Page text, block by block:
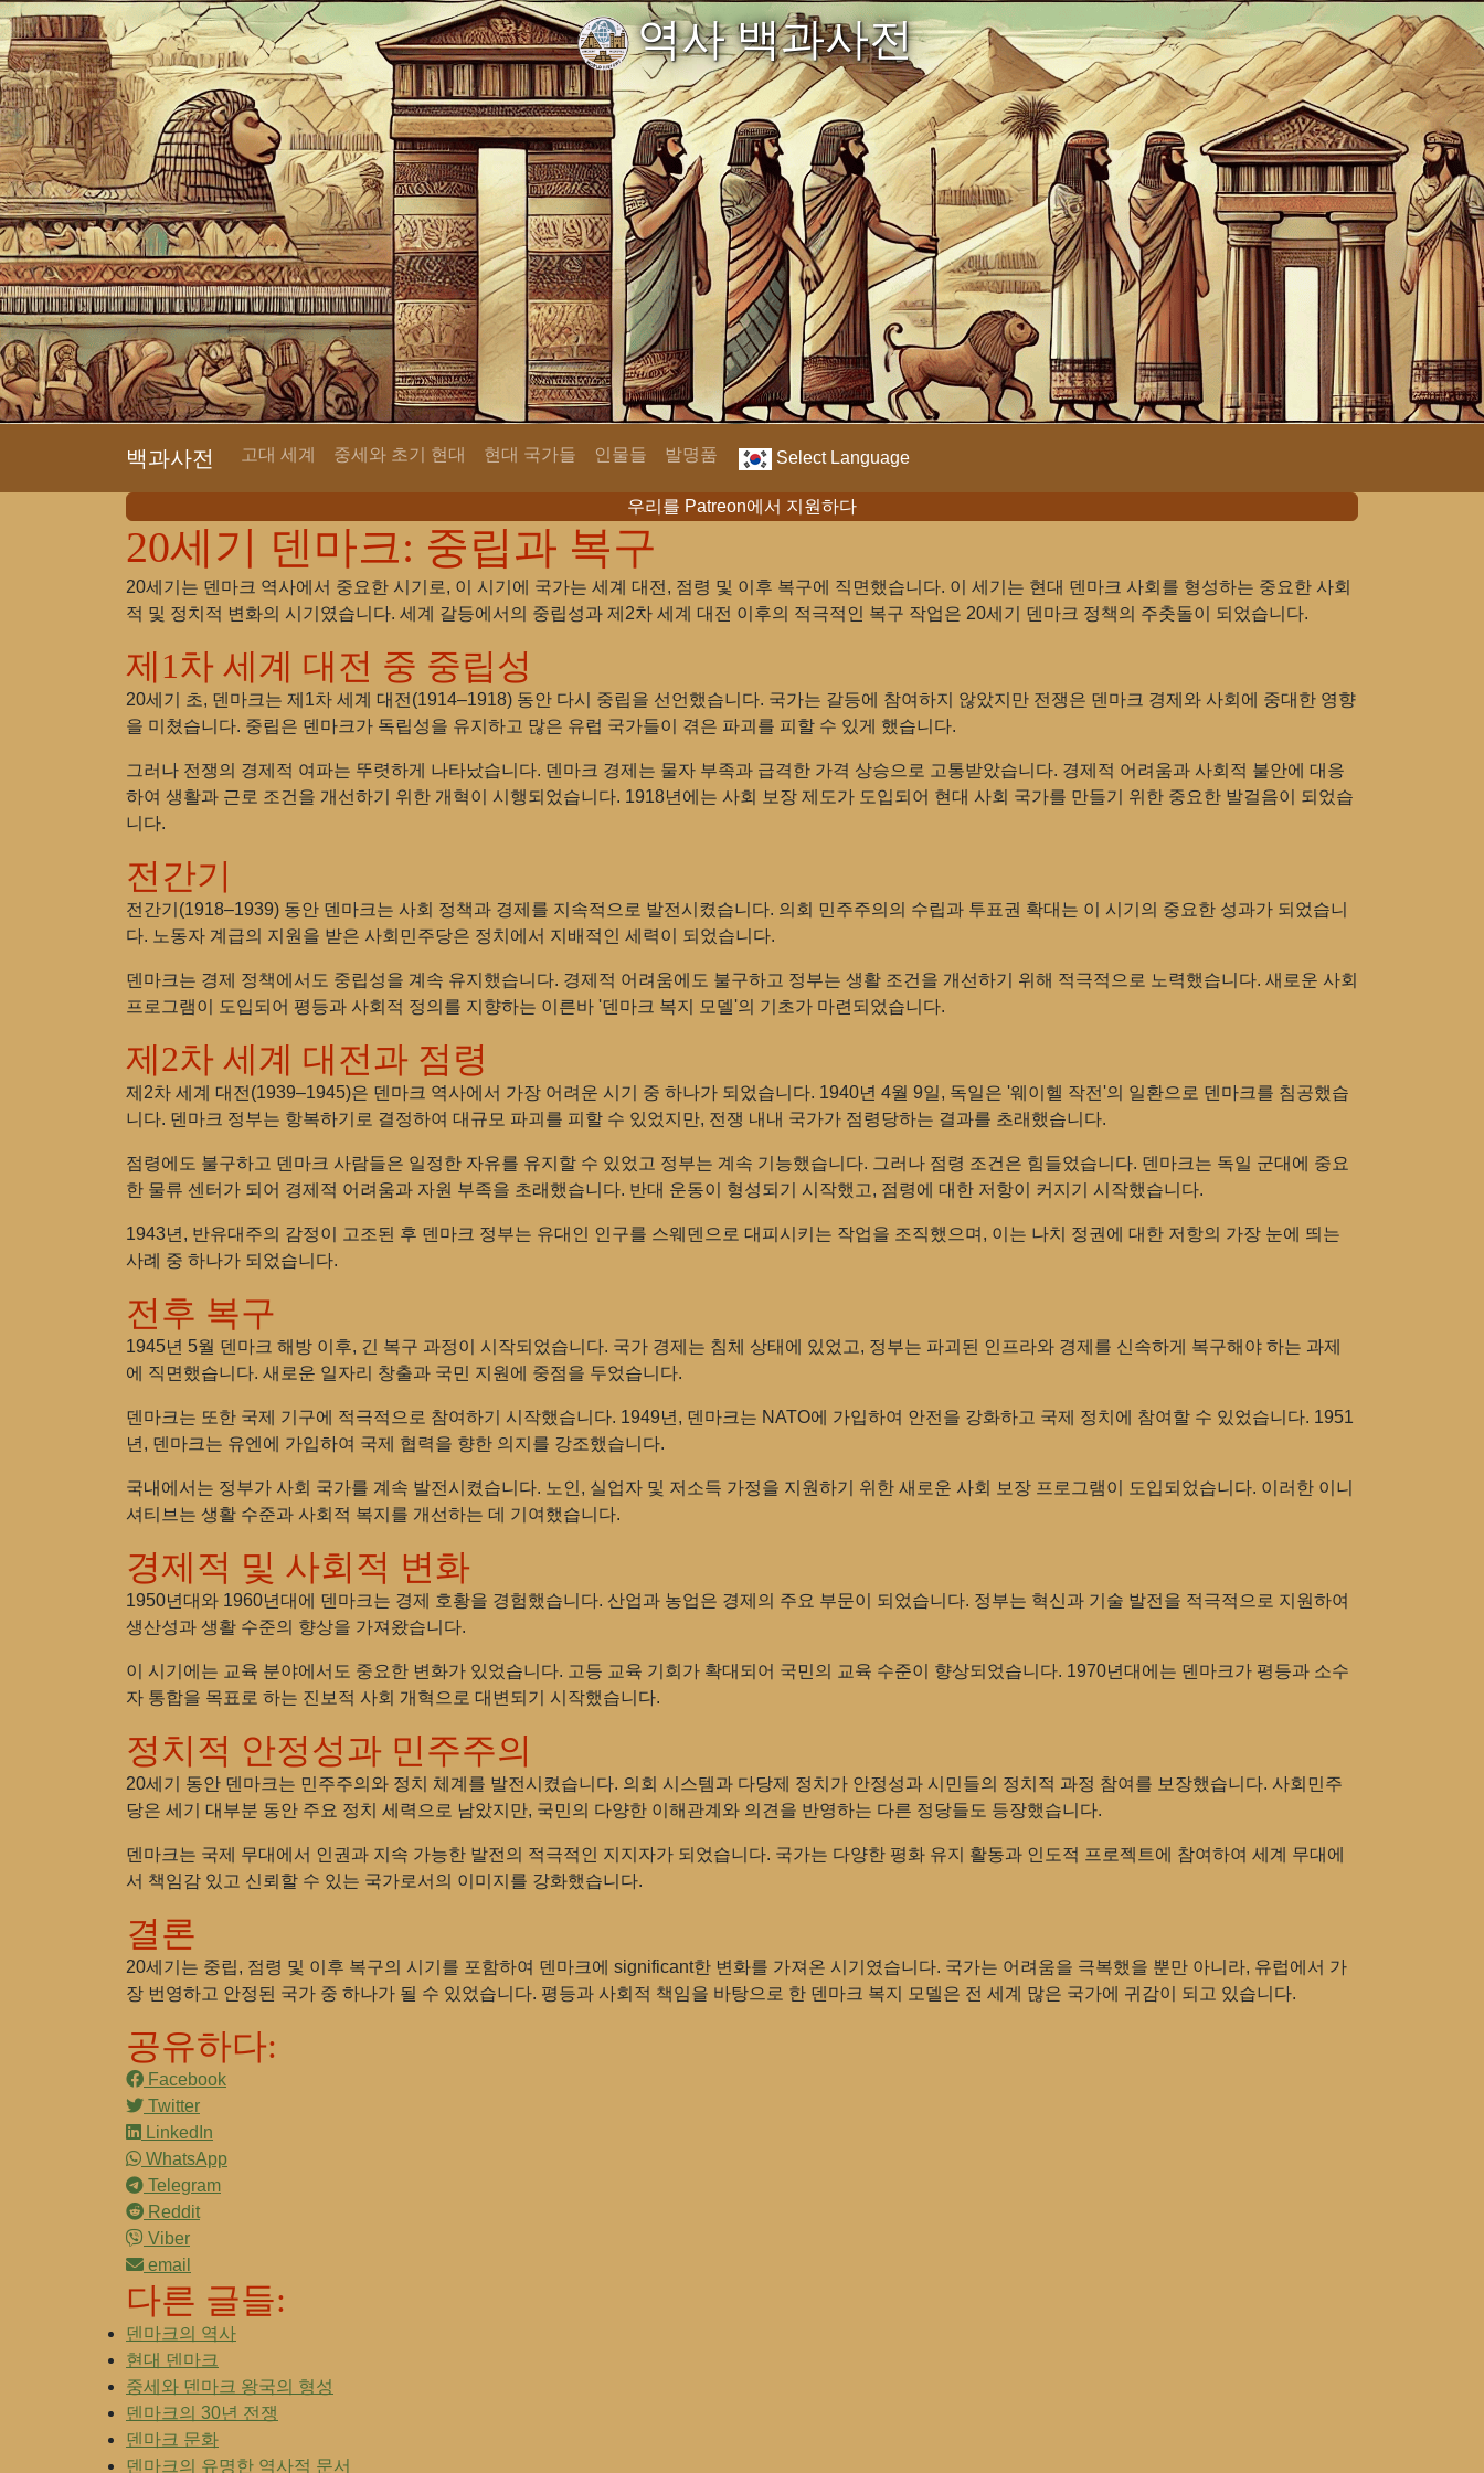
역사 백과사전
백과사전 고대 세계 중세와 초기 현대 현대 국가들 인물들 발명품 Select Language
우리를 Patreon에서 지원하다
20세기 덴마크: 중립과 복구
20세기는 덴마크 역사에서 중요한 시기로, 이 시기에 국가는 세계 대전, 점령 및 이후 복구에 직면했습니다. 이 세기는 현대 덴마크 사회를 형성하는 중요한 사회
적 및 정치적 변화의 시기였습니다. 세계 갈등에서의 중립성과 제2차 세계 대전 이후의 적극적인 복구 작업은 20세기 덴마크 정책의 주춧돌이 되었습니다.
제1차 세계 대전 중 중립성
20세기 초, 덴마크는 제1차 세계 대전(1914–1918) 동안 다시 중립을 선언했습니다. 국가는 갈등에 참여하지 않았지만 전쟁은 덴마크 경제와 사회에 중대한 영향
을 미쳤습니다. 중립은 덴마크가 독립성을 유지하고 많은 유럽 국가들이 겪은 파괴를 피할 수 있게 했습니다.
그러나 전쟁의 경제적 여파는 뚜렷하게 나타났습니다. 덴마크 경제는 물자 부족과 급격한 가격 상승으로 고통받았습니다. 경제적 어려움과 사회적 불안에 대응
하여 생활과 근로 조건을 개선하기 위한 개혁이 시행되었습니다. 1918년에는 사회 보장 제도가 도입되어 현대 사회 국가를 만들기 위한 중요한 발걸음이 되었습
니다.
전간기
전간기(1918–1939) 동안 덴마크는 사회 정책과 경제를 지속적으로 발전시켰습니다. 의회 민주주의의 수립과 투표권 확대는 이 시기의 중요한 성과가 되었습니
다. 노동자 계급의 지원을 받은 사회민주당은 정치에서 지배적인 세력이 되었습니다.
덴마크는 경제 정책에서도 중립성을 계속 유지했습니다. 경제적 어려움에도 불구하고 정부는 생활 조건을 개선하기 위해 적극적으로 노력했습니다. 새로운 사회
프로그램이 도입되어 평등과 사회적 정의를 지향하는 이른바 '덴마크 복지 모델'의 기초가 마련되었습니다.
제2차 세계 대전과 점령
제2차 세계 대전(1939–1945)은 덴마크 역사에서 가장 어려운 시기 중 하나가 되었습니다. 1940년 4월 9일, 독일은 '웨이헬 작전'의 일환으로 덴마크를 침공했습
니다. 덴마크 정부는 항복하기로 결정하여 대규모 파괴를 피할 수 있었지만, 전쟁 내내 국가가 점령당하는 결과를 초래했습니다.
점령에도 불구하고 덴마크 사람들은 일정한 자유를 유지할 수 있었고 정부는 계속 기능했습니다. 그러나 점령 조건은 힘들었습니다. 덴마크는 독일 군대에 중요
한 물류 센터가 되어 경제적 어려움과 자원 부족을 초래했습니다. 반대 운동이 형성되기 시작했고, 점령에 대한 저항이 커지기 시작했습니다.
1943년, 반유대주의 감정이 고조된 후 덴마크 정부는 유대인 인구를 스웨덴으로 대피시키는 작업을 조직했으며, 이는 나치 정권에 대한 저항의 가장 눈에 띄는
사례 중 하나가 되었습니다.
전후 복구
1945년 5월 덴마크 해방 이후, 긴 복구 과정이 시작되었습니다. 국가 경제는 침체 상태에 있었고, 정부는 파괴된 인프라와 경제를 신속하게 복구해야 하는 과제
에 직면했습니다. 새로운 일자리 창출과 국민 지원에 중점을 두었습니다.
덴마크는 또한 국제 기구에 적극적으로 참여하기 시작했습니다. 1949년, 덴마크는 NATO에 가입하여 안전을 강화하고 국제 정치에 참여할 수 있었습니다. 1951
년, 덴마크는 유엔에 가입하여 국제 협력을 향한 의지를 강조했습니다.
국내에서는 정부가 사회 국가를 계속 발전시켰습니다. 노인, 실업자 및 저소득 가정을 지원하기 위한 새로운 사회 보장 프로그램이 도입되었습니다. 이러한 이니
셔티브는 생활 수준과 사회적 복지를 개선하는 데 기여했습니다.
경제적 및 사회적 변화
1950년대와 1960년대에 덴마크는 경제 호황을 경험했습니다. 산업과 농업은 경제의 주요 부문이 되었습니다. 정부는 혁신과 기술 발전을 적극적으로 지원하여
생산성과 생활 수준의 향상을 가져왔습니다.
이 시기에는 교육 분야에서도 중요한 변화가 있었습니다. 고등 교육 기회가 확대되어 국민의 교육 수준이 향상되었습니다. 1970년대에는 덴마크가 평등과 소수
자 통합을 목표로 하는 진보적 사회 개혁으로 대변되기 시작했습니다.
정치적 안정성과 민주주의
20세기 동안 덴마크는 민주주의와 정치 체계를 발전시켰습니다. 의회 시스템과 다당제 정치가 안정성과 시민들의 정치적 과정 참여를 보장했습니다. 사회민주
당은 세기 대부분 동안 주요 정치 세력으로 남았지만, 국민의 다양한 이해관계와 의견을 반영하는 다른 정당들도 등장했습니다.
덴마크는 국제 무대에서 인권과 지속 가능한 발전의 적극적인 지지자가 되었습니다. 국가는 다양한 평화 유지 활동과 인도적 프로젝트에 참여하여 세계 무대에
서 책임감 있고 신뢰할 수 있는 국가로서의 이미지를 강화했습니다.
결론
20세기는 중립, 점령 및 이후 복구의 시기를 포함하여 덴마크에 significant한 변화를 가져온 시기였습니다. 국가는 어려움을 극복했을 뿐만 아니라, 유럽에서 가
장 번영하고 안정된 국가 중 하나가 될 수 있었습니다. 평등과 사회적 책임을 바탕으로 한 덴마크 복지 모델은 전 세계 많은 국가에 귀감이 되고 있습니다.
공유하다:
Facebook
Twitter
LinkedIn
WhatsApp
Telegram
Reddit
Viber
email
다른 글들:
덴마크의 역사
현대 덴마크
중세와 덴마크 왕국의 형성
덴마크의 30년 전쟁
덴마크 문화
덴마크의 유명한 역사적 문서